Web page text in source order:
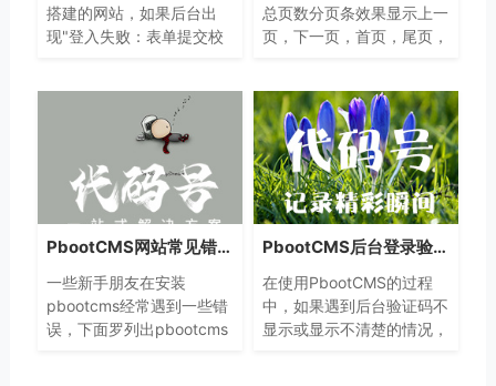
搭建的网站，如果后台出
现"登入失败：表单提交校
总页数分页条效果显示上一
页，下一页，首页，尾页，
简洁明了，适合博客站和咨
询站等网站使用
PbootCMS网站常见错误解决方法
一些新手朋友在安装
pbootcms经常遇到一些错
误，下面罗列出pbootcms
PbootCMS后台登录验证码不显示看不清楚怎么办
在使用PbootCMS的过程
中，如果遇到后台验证码不
显示或显示不清楚的情况，